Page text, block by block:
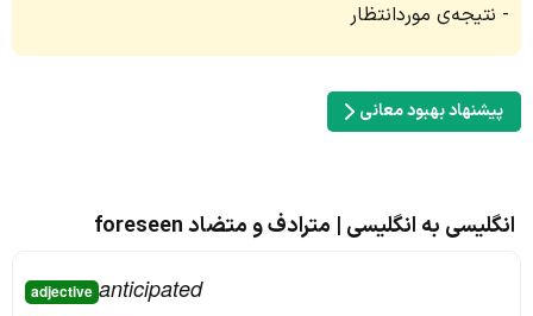
نتیجه‌ی موردانتظار
پیشنهاد بهبود معانی
انگلیسی به انگلیسی | مترادف و متضاد foreseen
adjective anticipated